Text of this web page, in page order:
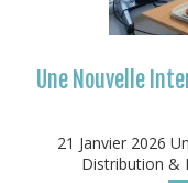
Une Nouvelle
21 Janvier 2026
Distribution &